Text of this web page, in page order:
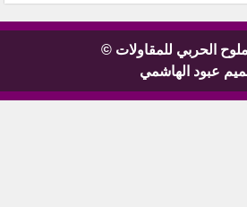
الحربي للمقاولات ©
عبود الهاشمي